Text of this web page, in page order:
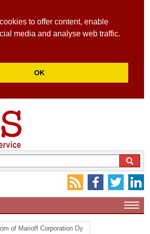
to offer content, enable
media and analyse web traffic.
OK
of Marioff Corporation Oy